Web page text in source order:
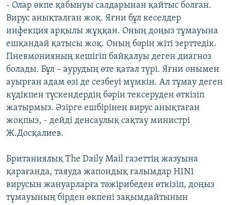
- Олар өкпе қабынуы салдарынан қайтыс болған.
Вирус анықталған жоқ. Яғни бұл кеселдер
инфекция арқылы жұққан. Оның доңыз тұмауына
ешқандай қатысы жоқ. Оның бәрін жіті зерттедік.
Пневмонияның кешігіп байқалуы деген диагноз
болады. Бұл – аурудың өте қатал түрі. Яғни онымен
ауырған адам өзі де сезбеуі мүмкін. Ал тұмау деген
күдікпен түскендердің бәрін тексеруден өткізіп
жатырмыз. Әзірге ешбірінен вирус анықтаған
жоқпыз, - дейді денсаулық сақтау министрі
Ж.Досқалиев.
Британиялық The Daily Mail газеттің жазуына
қарағанда, таяуда жапондық ғалымдар H1N1
вирусын жануарларға тәжірибеден өткізіп, доңыз
тұмауының бірден өкпені зақымдайтынын